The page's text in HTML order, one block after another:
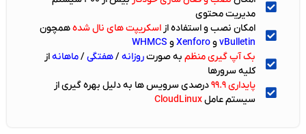
مدیریت محتوی
امکان نصب و استفاده ازاسکریپت های نال شدههمچون
vBulletinوXenforoو WHMCS
بک آپ گیری منظم به صورتروزانه/هفتگی/ماهانهاز
کلیه سرورها
پایداری۹۹.۹درصدی سرویس ها به دلیل بهره گیری از
سیستم عاملCloudLinux